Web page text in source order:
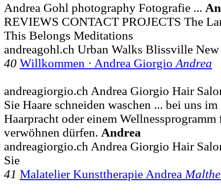
Andrea Gohl photography Fotografie ...
REVIEWS CONTACT PROJECTS The
This Belongs Meditations
andreagohl.ch Urban Walks Blissville
40 Willkommen · Andrea Giorgio Andrea
andreagiorgio.ch Andrea Giorgio Hair
Sie Haare schneiden waschen ... bei uns
Haarpracht oder einem Wellnessprogramm
verwöhnen dürfen. Andrea
andreagiorgio.ch Andrea Giorgio Hair
Sie
41 Malatelier Kunsttherapie Andrea